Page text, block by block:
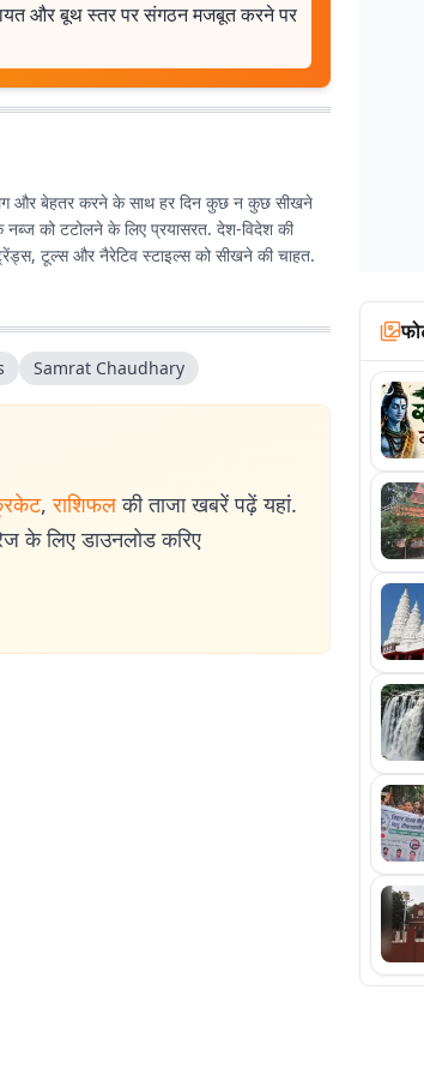
और बूथ स्तर पर संगठन मजबूत करने पर
और बेहतर करने के साथ हर दिन कुछ न कुछ सीखने
नब्ज को टटोलने के लिए प्रयासरत. देश-विदेश की
टूल्स और नैरेटिव स्टाइल्स को सीखने की चाहत.
Samrat Chaudhary
, राशिफल की ताजा खबरें पढ़ें यहां.
के लिए डाउनलोड करिए